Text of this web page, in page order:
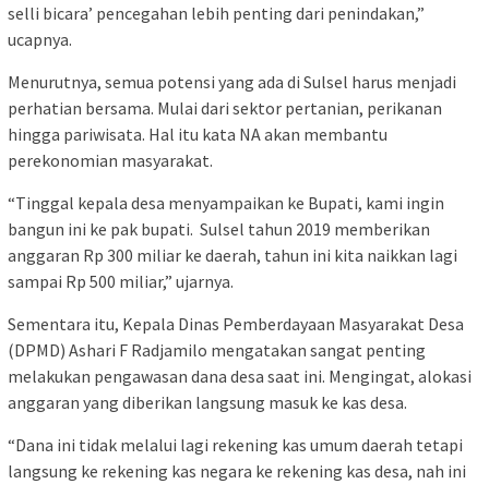
selli bicara’ pencegahan lebih penting dari penindakan,”
ucapnya.
Menurutnya, semua potensi yang ada di Sulsel harus menjadi
perhatian bersama. Mulai dari sektor pertanian, perikanan
hingga pariwisata. Hal itu kata NA akan membantu
perekonomian masyarakat.
“Tinggal kepala desa menyampaikan ke Bupati, kami ingin
bangun ini ke pak bupati. Sulsel tahun 2019 memberikan
anggaran Rp 300 miliar ke daerah, tahun ini kita naikkan lagi
sampai Rp 500 miliar,” ujarnya.
Sementara itu, Kepala Dinas Pemberdayaan Masyarakat Desa
(DPMD) Ashari F Radjamilo mengatakan sangat penting
melakukan pengawasan dana desa saat ini. Mengingat, alokasi
anggaran yang diberikan langsung masuk ke kas desa.
“Dana ini tidak melalui lagi rekening kas umum daerah tetapi
langsung ke rekening kas negara ke rekening kas desa, nah ini